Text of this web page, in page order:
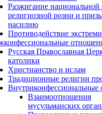
Разжигание национальной
религиозной розни и
насилию
Противодействие
Русская Православная
католики
Христианство и ислам
Традиционные религии
Внутриконфессиональные
Взаимоотношения
мусульманских